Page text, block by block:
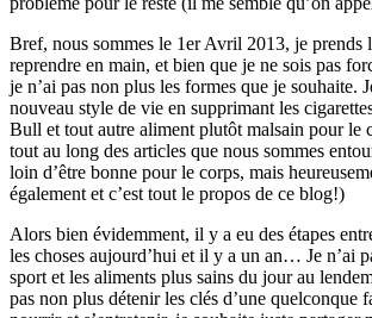
Bref, nous sommes le 1er Avril 2013, je prends
reprendre en main, et bien que je ne sois pas
je n’ai pas non plus les formes que je souhaite.
nouveau style de vie en supprimant les
Bull et tout autre aliment plutôt malsain pour le
tout au long des articles que nous sommes
loin d’être bonne pour le corps, mais
également et c’est tout le propos de ce blog!)
Alors bien évidemment, il y a eu des étapes
les choses aujourd’hui et il y a un an… Je n’ai
sport et les aliments plus sains du jour au
pas non plus détenir les clés d’une quelconque